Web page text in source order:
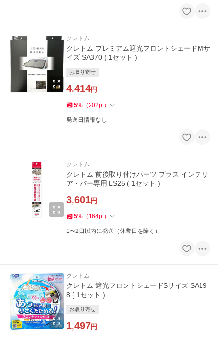
クレトム
クレトム プレミアム遮光フロントシェードMサ
イズ SA370 ( 1セット )
お取り寄せ
4,414円
5% （202pt）
発送日情報なし
クレトム
クレトム 前後取り付けパーツ プラス インテリ
ア・バー専用 LS25 ( 1セット )
3,601円
5% （ 164pt）
1〜2日以内に発送（休業日を除く）
クレトム
クレトム 遮光フロントシェードSサイズ SA19
8 ( 1セット )
お取り寄せ
1,497円